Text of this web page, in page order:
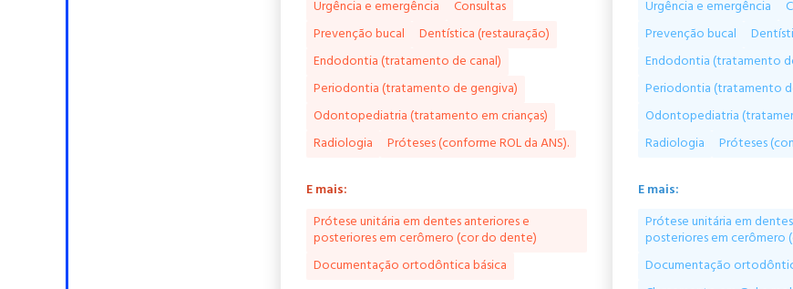
Urgência e emergência
Consultas
Prevenção bucal
Dentística (restauração)
Endodontia (tratamento de canal)
Periodontia (tratamento de gengiva)
Odontopediatria (tratamento em crianças)
Radiologia
Próteses (conforme ROL da ANS).
E mais:
Prótese unitária em dentes anteriores e
posteriores em cerômero (cor do dente)
Documentação ortodôntica básica
Urgência e emergência
Prevenção bucal
Endodontia (tratamento
Periodontia (tratamento
Odontopediatria
Radiologia
Próteses
E mais:
Prótese unitária em
posteriores em cerômero
Documentação